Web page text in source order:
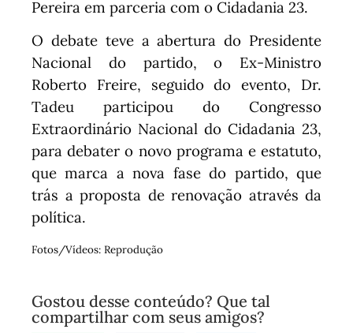
Pereira em parceria com o Cidadania 23.
O debate teve a abertura do Presidente
Nacional do partido, o Ex-Ministro
Roberto Freire, seguido do evento, Dr.
Tadeu participou do Congresso
Extraordinário Nacional do Cidadania 23,
para debater o novo programa e estatuto,
que marca a nova fase do partido, que
trás a proposta de renovação através da
política.
Fotos/Vídeos: Reprodução
Gostou desse conteúdo? Que tal
compartilhar com seus amigos?